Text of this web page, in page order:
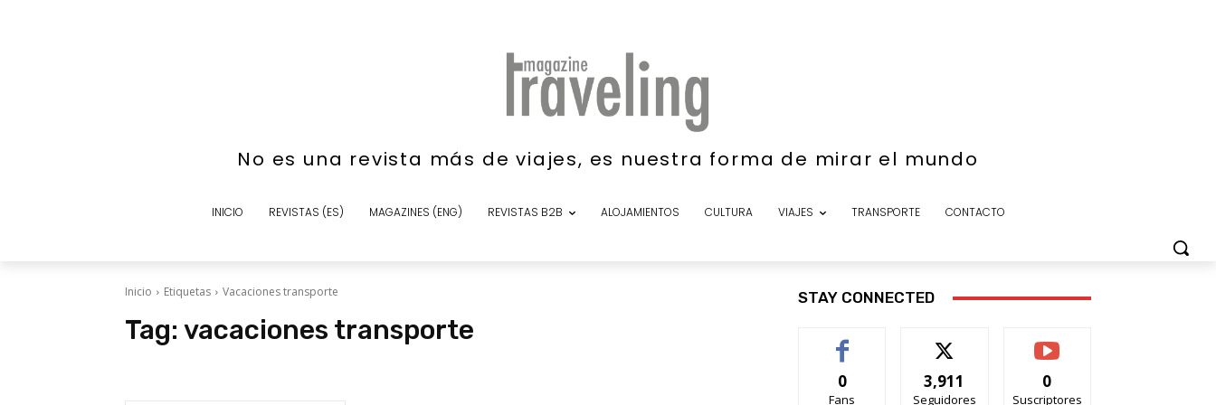
No es una revista más de viajes, es nuestra forma de mirar el mundo
INICIO REVISTAS (ES) MAGAZINES (ENG) REVISTAS B2B ALOJAMIENTOS CULTURA VIAJES TRANSPORTE CONTACTO
Inicio Etiquetas Vacaciones transporte
Tag: vacaciones transporte
STAY CONNECTED
0
Fans
3,911
Seguidores
0
Suscriptores